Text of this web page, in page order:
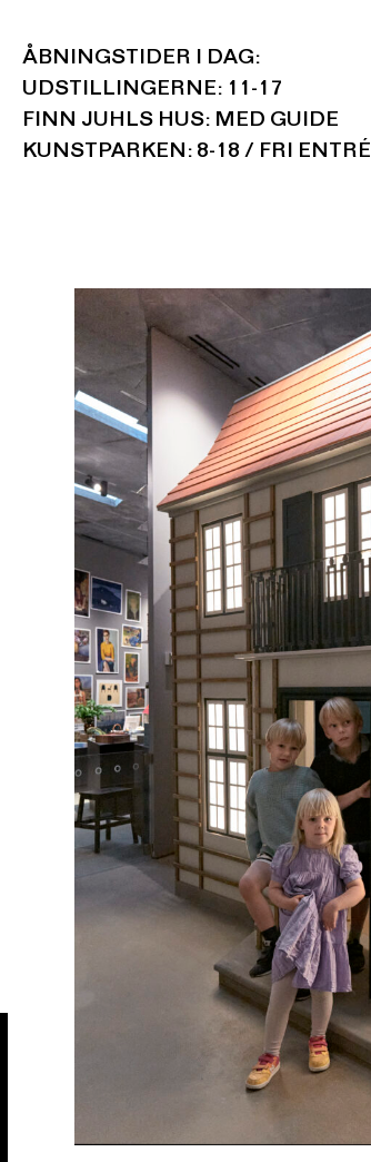
ÅBNINGSTIDER I DAG:
UDSTILLINGERNE: 11-17
FINN JUHLS HUS: MED GUIDE
KUNSTPARKEN: 8-18 / FRI ENTRÉ